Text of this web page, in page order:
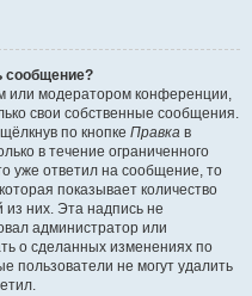
сообщение?
или модератором конференции,
свои собственные сообщения.
по кнопке Правка в
в течение ограниченного
уже ответил на сообщение, то
показывает количество
из них. Эта надпись не
администратор или
о сделанных изменениях по
пользователи не могут удалить